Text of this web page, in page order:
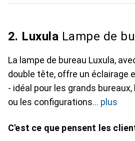
2. Luxula Lampe de
La lampe de bureau Luxula,
double tête, offre un éclairage
- idéal pour les grands
ou les configurations
plus
C'est ce que pensent les